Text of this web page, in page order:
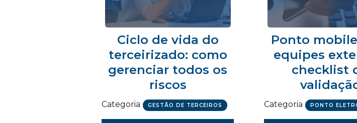
Ciclo de vida do
terceirizado: como
gerenciar todos os
riscos
Categoria GESTÃO DE TERCEIROS
Ponto
equipes
checklist
Categoria PONTO